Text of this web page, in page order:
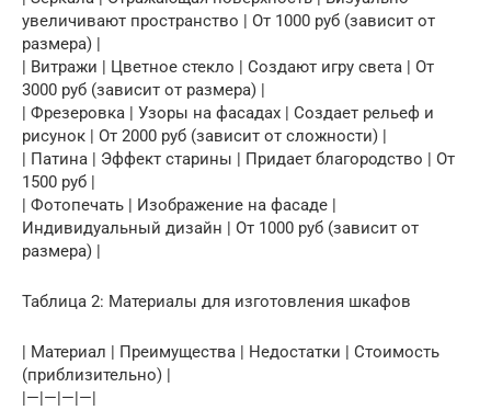
увеличивают пространство | От 1000 руб (зависит от
размера) |
| Витражи | Цветное стекло | Создают игру света | От
3000 руб (зависит от размера) |
| Фрезеровка | Узоры на фасадах | Создает рельеф и
рисунок | От 2000 руб (зависит от сложности) |
| Патина | Эффект старины | Придает благородство | От
1500 руб |
| Фотопечать | Изображение на фасаде |
Индивидуальный дизайн | От 1000 руб (зависит от
размера) |
Таблица 2: Материалы для изготовления шкафов
| Материал | Преимущества | Недостатки | Стоимость
(приблизительно) |
|—|—|—|—|